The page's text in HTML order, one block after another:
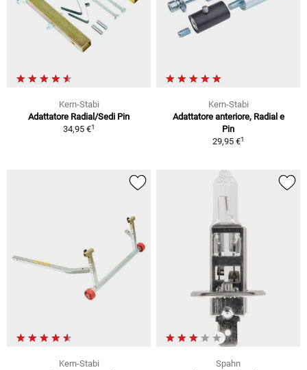
Kern-Stabi
Adattatore Radial/Sedi Pin
34,95 €1
Kern-Stabi
Adattatore anteriore, Radial e
Pin
29,95 €1
Kern-Stabi
Spahn